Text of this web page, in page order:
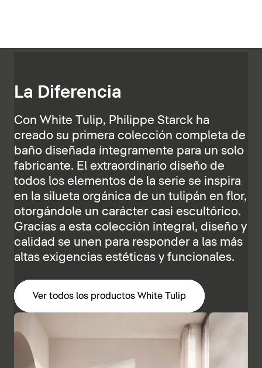
La Diferencia
Con White Tulip, Philippe Starck ha
creado su primera colección completa de
baño diseñada íntegramente para un solo
fabricante. El extraordinario diseño de
todos los elementos de la serie se inspira
en la silueta orgánica de un tulipán en flor,
otorgándole un carácter casi escultórico.
Gracias a esta colección integral, diseño y
calidad se unen para responder a las más
altas exigencias estéticas y funcionales.
Ver todos los productos White Tulip